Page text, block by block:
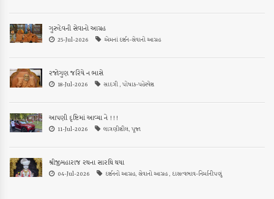
ગુરુદેવની સેવાનો આગ્રહ
25-Jul-2026 એમનાં દર્શન-સેવાનો આગ્રહ
રજોગુણ જરિયે ન ભાસે
18-Jul-2026 સાદગી , પોષાક-પહેરવેશ
આપણી દૃષ્ટિમાં આવ્યા ને !!!
11-Jul-2026 લાગણીશીલ, પૂજા
શ્રીજીમહારાજ રથના સારથિ થયા
04-Jul-2026 દર્શનનો આગ્રહ, સેવાનો આગ્રહ , દાસત્વભાવ-નિર્માનીપણું